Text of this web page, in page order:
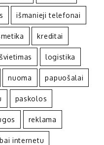
išmanieji telefonai
kreditai
logistika
nuoma papuošalai
paskolos
reklama
internetu